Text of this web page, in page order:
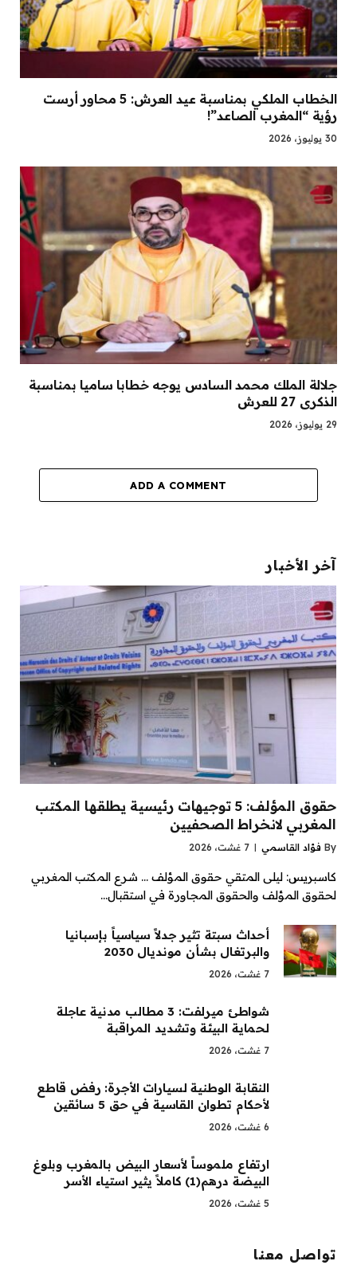
الخطاب الملكي بمناسبة عيد العرش: 5 محاور أرست
رؤية “المغرب الصاعد”!
30 يوليوز، 2026
جلالة الملك محمد السادس يوجه خطابا ساميا بمناسبة
الذكرى 27 للعرش
29 يوليوز، 2026
ADD A COMMENT
آخر الأخبار
حقوق المؤلف: 5 توجيهات رئيسية يطلقها المكتب
المغربي لانخراط الصحفيين
By فؤاد القاسمي 7 غشت، 2026
كاسبريس: ليلى المتقي حقوق المؤلف … شرع المكتب المغربي
لحقوق المؤلف والحقوق المجاورة في استقبال…
أحداث سبتة تثير جدلاً سياسياً بإسبانيا
والبرتغال بشأن مونديال 2030
7 غشت، 2026
شواطئ ميرلفت: 3 مطالب مدنية عاجلة
لحماية البيئة وتشديد المراقبة
7 غشت، 2026
النقابة الوطنية لسيارات الأجرة: رفض قاطع
لأحكام تطوان القاسية في حق 5 سائقين
6 غشت، 2026
ارتفاع ملموساً لأسعار البيض بالمغرب وبلوغ
البيضة درهم(1) كاملاً يثير استياء الأسر
5 غشت، 2026
تواصل معنا